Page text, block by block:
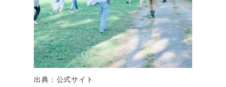
出典：公式サイト